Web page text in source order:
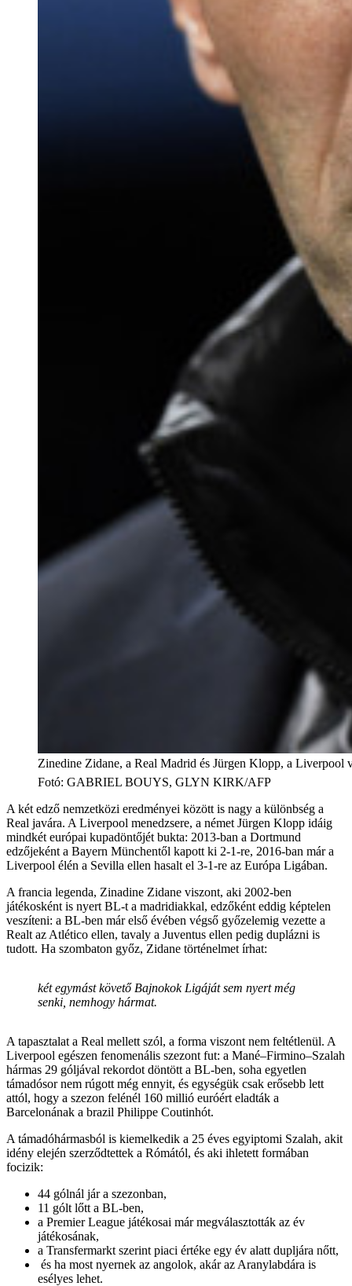
Zinedine Zidane, a Real Madrid és Jürgen Klopp, a Liverpool
Fotó: GABRIEL BOUYS, GLYN KIRK/AFP
A két edző nemzetközi eredményei között is nagy a különbség a
Real javára. A Liverpool menedzsere, a német Jürgen Klopp idáig
mindkét európai kupadöntőjét bukta: 2013-ban a Dortmund
edzőjeként a Bayern Münchentől kapott ki 2-1-re, 2016-ban már a
Liverpool élén a Sevilla ellen hasalt el 3-1-re az Európa Ligában.
A francia legenda, Zinadine Zidane viszont, aki 2002-ben
játékosként is nyert BL-t a madridiakkal, edzőként eddig képtelen
veszíteni: a BL-ben már első évében végső győzelemig vezette a
Realt az Atlético ellen, tavaly a Juventus ellen pedig duplázni is
tudott. Ha szombaton győz, Zidane történelmet írhat:
két egymást követő Bajnokok Ligáját sem nyert még
senki, nemhogy hármat.
A tapasztalat a Real mellett szól, a forma viszont nem feltétlenül. A
Liverpool egészen fenomenális szezont fut: a Mané–Firmino–Szalah
hármas 29 góljával rekordot döntött a BL-ben, soha egyetlen
támadósor nem rúgott még ennyit, és egységük csak erősebb lett
attól, hogy a szezon felénél 160 millió euróért eladták a
Barcelonának a brazil Philippe Coutinhót.
A támadóhármasból is kiemelkedik a 25 éves egyiptomi Szalah, akit
idény elején szerződtettek a Rómától, és aki ihletett formában
focizik:
44 gólnál jár a szezonban,
11 gólt lőtt a BL-ben,
a Premier League játékosai már megválasztották az év
játékosának,
a Transfermarkt szerint piaci értéke egy év alatt dupljára nőtt,
és ha most nyernek az angolok, akár az Aranylabdára is
esélyes lehet.